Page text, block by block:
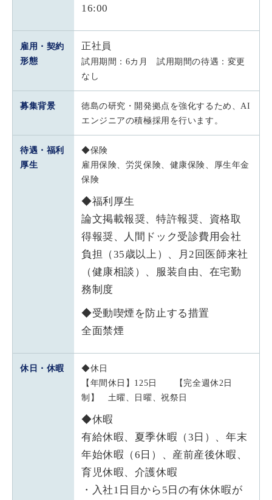
16:00
雇用・契約
形態
正社員
試用期間：6カ月 試用期間の待遇：変更
なし
募集背景
徳島の研究・開発拠点を強化するため、AI
エンジニアの積極採用を行います。
待遇・福利
厚生
◆保険
雇用保険、労災保険、健康保険、厚生年金
保険
◆福利厚生
論文掲載報奨、特許報奨、資格取
得報奨、人間ドック受診費用会社
負担（35歳以上）、月2回医師来社
（健康相談）、服装自由、在宅勤
務制度
◆受動喫煙を防止する措置
全面禁煙
休日・休暇
◆休日
【年間休日】125日 【完全週休2日
制】 土曜、日曜、祝祭日
◆休暇
有給休暇、夏季休暇（3日）、年末
年始休暇（6日）、産前産後休暇、
育児休暇、介護休暇
・入社1日目から5日の有休休暇が